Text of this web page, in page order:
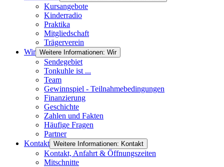
Kursangebote
Kinderradio
Praktika
Mitgliedschaft
Trägerverein
Wir Weitere Informationen: Wir
Sendegebiet
Tonkuhle ist ...
Team
Gewinnspiel - Teilnahmebedingungen
Finanzierung
Geschichte
Zahlen und Fakten
Häufige Fragen
Partner
Kontakt Weitere Informationen: Kontakt
Kontakt, Anfahrt & Öffnungszeiten
Mitschnitte